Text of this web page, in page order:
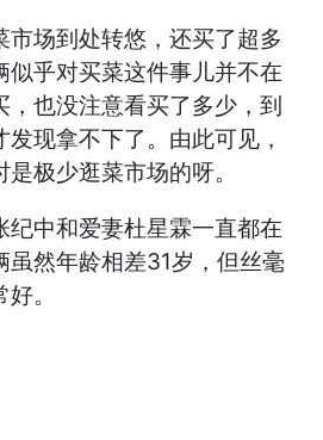
市场到处转悠，还买了超多
似乎对买菜这件事儿并不在
也没注意看买了多少，到
现拿不下了。由此可见，
极少逛菜市场的呀。
纪中和爱妻杜星霖一直都在
虽然年龄相差31岁，但丝毫
。